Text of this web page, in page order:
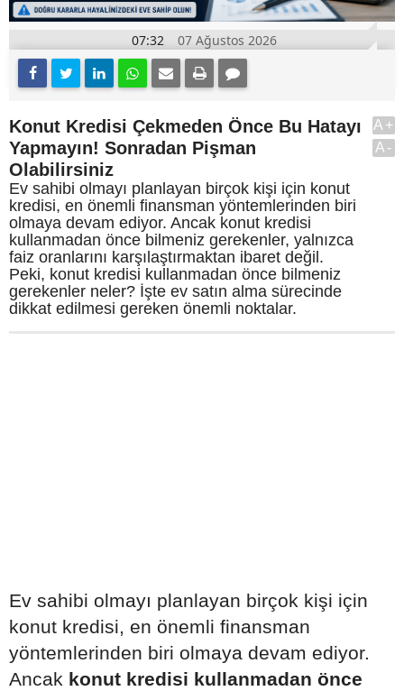
07:32 07 Ağustos 2026
Konut Kredisi Çekmeden Önce Bu Hatayı
Yapmayın! Sonradan Pişman
Olabilirsiniz
Ev sahibi olmayı planlayan birçok kişi için konut
kredisi, en önemli finansman yöntemlerinden biri
olmaya devam ediyor. Ancak konut kredisi
kullanmadan önce bilmeniz gerekenler, yalnızca
faiz oranlarını karşılaştırmaktan ibaret değil.
Peki, konut kredisi kullanmadan önce bilmeniz
gerekenler neler? İşte ev satın alma sürecinde
dikkat edilmesi gereken önemli noktalar.
A+
A-
Ev sahibi olmayı planlayan birçok kişi için
konut kredisi, en önemli finansman
yöntemlerinden biri olmaya devam ediyor.
Ancak konut kredisi kullanmadan önce